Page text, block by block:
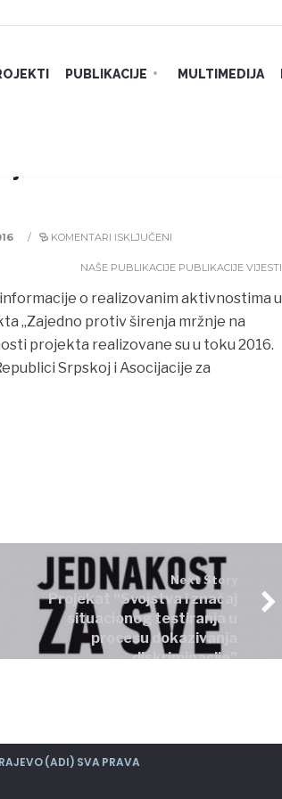
PUBLIKACIJE MULTIMEDIJA
/ KOMENTARI ISKLJUČENI
NAŠE PUBLIKACIJE PUBLIKACIJE VIJESTI
o realizovanim aktivnostima u
„Zajedno protiv širenja mržnje na
projekta realizovane su u toku 2016.
Srpskoj i Asocijacije za
Next Story
Projekat “Svojstva i značaj
situacionog testiranja u
procesu dokazivanja
diskriminacije”
(ADI) SVA PRAVA